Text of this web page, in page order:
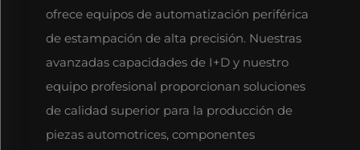
ofrece equipos de automatización periférica
de estampación de alta precisión. Nuestras
avanzadas capacidades de I+D y nuestro
equipo profesional proporcionan soluciones
de calidad superior para la producción de
piezas automotrices, componentes